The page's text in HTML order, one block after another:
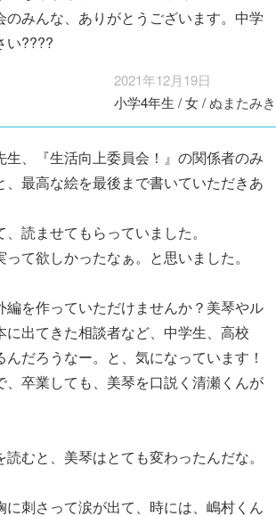
みんな、ありがとうございます。中学
い????
2021年12月19日
小学4年生 /女/ぬまたみき
、『生活向上委員会！』の関係者のみ
最高な絵を最後まで書いていただきあ
読ませてもらっていました。
て欲しかったなぁ。と思いました。
を作っていただけませんか？美琴やル
出てきた相談者など、中学生、高校
だろうなー。と、気になっています！
卒業しても、美琴を口説く清瀬くんが
むと、美琴はとても変わったんだな。
刺さって涙が出て、時には、嶋村くん